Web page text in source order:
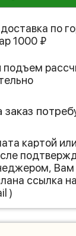
по
1000 ₽
подъем
картой
Вам
ссылка
)